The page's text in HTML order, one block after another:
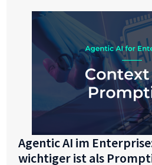
Agentic AI im
wichtiger ist als